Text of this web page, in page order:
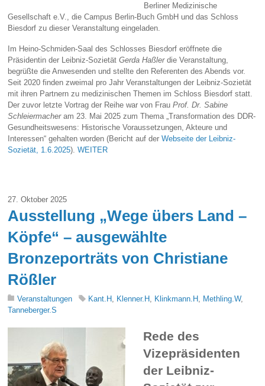
Berliner Medizinische
Gesellschaft e.V., die Campus Berlin-Buch GmbH und das Schloss
Biesdorf zu dieser Veranstaltung eingeladen.
Im Heino-Schmiden-Saal des Schlosses Biesdorf eröffnete die
Präsidentin der Leibniz-SozietätGerda Haßlerdie Veranstaltung,
begrüßte die Anwesenden und stellte den Referenten des Abends vor.
Seit 2020 finden zweimal pro Jahr Veranstaltungen der Leibniz-Sozietät
mit ihren Partnern zu medizinischen Themen im Schloss Biesdorf statt.
Der zuvor letzte Vortrag der Reihe war von FrauProf. Dr. Sabine
Schleiermacheram 23. Mai 2025 zum Thema „Transformation des DDR-
Gesundheitswesens: Historische Voraussetzungen, Akteure und
Interessen“ gehalten worden (Bericht auf derWebseite der Leibniz-
Sozietät, 1.6.2025).WEITER
27. Oktober 2025
Ausstellung „Wege übers Land –
Köpfe“ – ausgewählte
Bronzeporträts von Christiane
Rößler
Veranstaltungen Kant.H , Klenner.H , Klinkmann.H , Methling.W,
Tanneberger.S
Rede des
Vizepräsidenten
der Leibniz-